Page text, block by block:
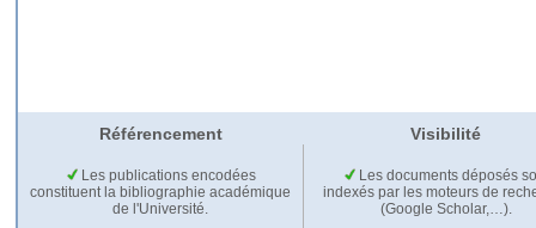
Référencement Visibilité
Les publications encodées
constituent la bibliographie académique
de l'Université.
Les documents déposés
indexés par les moteurs de
(Google Scholar,…).